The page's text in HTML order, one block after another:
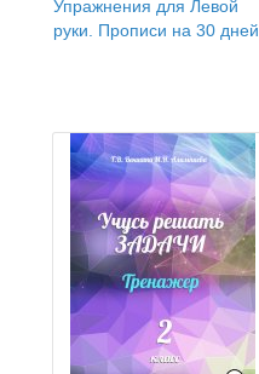
Упражнения для Левой
руки. Прописи на 30 дней